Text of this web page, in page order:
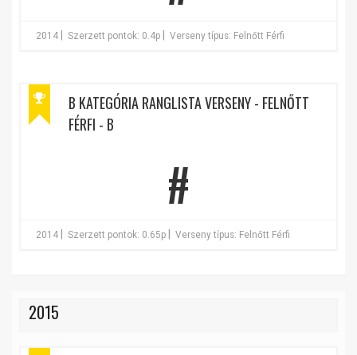
2014 Szerzett pontok: 0.4p Verseny típus: Felnőtt Férfi
B KATEGÓRIA RANGLISTA VERSENY - FELNŐTT
FÉRFI - B
#
2014 Szerzett pontok: 0.65p Verseny típus: Felnőtt Férfi
2015